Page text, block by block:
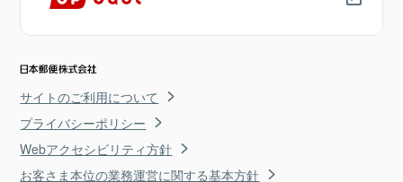
サイトのご利用について
プライバシーポリシー
Webアクセシビリティ方針
お客さま本位の業務運営に関する基本方針